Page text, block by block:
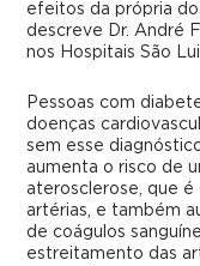
efeitos da própria
descreve Dr. André
nos Hospitais São
Pessoas com
doenças
sem esse
aumenta o risco de
aterosclerose, que é
artérias, e também
de coágulos
estreitamento das